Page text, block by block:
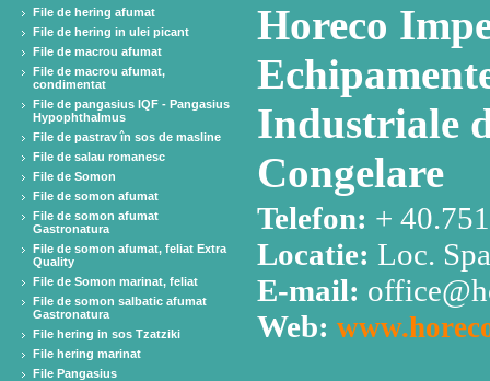
File de hering afumat
File de hering in ulei picant
File de macrou afumat
File de macrou afumat,
condimentat
File de pangasius IQF - Pangasius
Hypophthalmus
File de pastrav în sos de masline
File de salau romanesc
File de Somon
File de somon afumat
File de somon afumat
Gastronatura
File de somon afumat, feliat Extra
Quality
File de Somon marinat, feliat
File de somon salbatic afumat
Gastronatura
File hering in sos Tzatziki
File hering marinat
File Pangasius
Horeco
Industriale
Congelare
Telefon: +
Locatie: Loc.
E-mail:
Web: